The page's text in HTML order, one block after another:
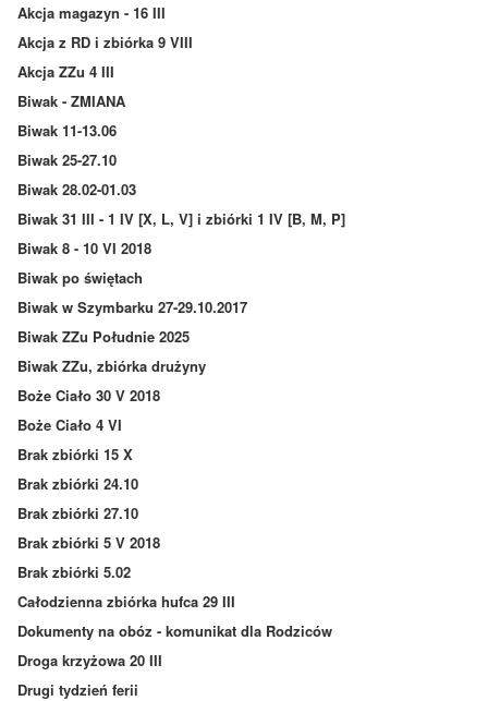
Akcja magazyn - 16 III
Akcja z RD i zbiórka 9 VIII
Akcja ZZu 4 III
Biwak - ZMIANA
Biwak 11-13.06
Biwak 25-27.10
Biwak 28.02-01.03
Biwak 31 III - 1 IV [X, L, V] i zbiórki 1 IV [B, M, P]
Biwak 8 - 10 VI 2018
Biwak po świętach
Biwak w Szymbarku 27-29.10.2017
Biwak ZZu Południe 2025
Biwak ZZu, zbiórka drużyny
Boże Ciało 30 V 2018
Boże Ciało 4 VI
Brak zbiórki 15 X
Brak zbiórki 24.10
Brak zbiórki 27.10
Brak zbiórki 5 V 2018
Brak zbiórki 5.02
Całodzienna zbiórka hufca 29 III
Dokumenty na obóz - komunikat dla Rodziców
Droga krzyżowa 20 III
Drugi tydzień ferii